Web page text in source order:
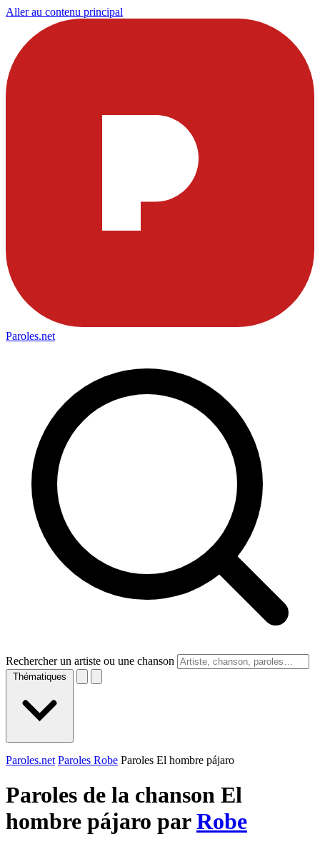
Aller au contenu principal
Paroles.net
Rechercher un artiste ou une chanson
Thématiques
Paroles.net Paroles Robe Paroles El hombre pájaro
Paroles de la chanson El
hombre pájaro parRobe